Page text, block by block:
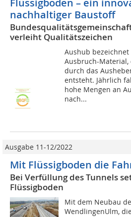
Flüssigboden – ein
nachhaltiger Baustoff
verleiht Qualitätszeichen
Aushub
Ausbruch-Material,
durch das
entsteht. Jährlich
hohe Mengen an
nach...
Ausgabe 11-12/2022
Mit Flüssigboden die
Bei Verfüllung des Tunnels
Flüssigboden
Mit dem Neubau
WendlingenUlm,